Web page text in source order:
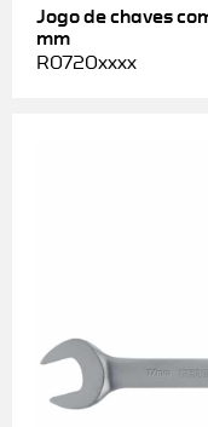
Jogo de chaves
mm
R0720xxxx